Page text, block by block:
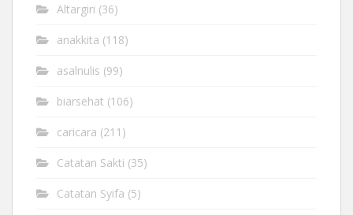
Altargiri (36)
anakkita (118)
asalnulis (99)
biarsehat (106)
caricara (211)
Catatan Sakti (35)
Catatan Syifa (5)